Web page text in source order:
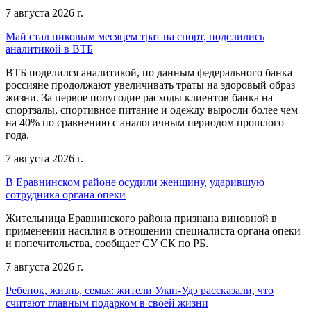
7 августа 2026 г.
Май стал пиковым месяцем трат на спорт, поделились
аналитикой в ВТБ
ВТБ поделился аналитикой, по данным федерального банка
россияне продолжают увеличивать траты на здоровый образ
жизни. За первое полугодие расходы клиентов банка на
спортзалы, спортивное питание и одежду выросли более чем
на 40% по сравнению с аналогичным периодом прошлого
года.
7 августа 2026 г.
В Еравнинском районе осудили женщину, ударившую
сотрудника органа опеки
Жительница Еравнинского района признана виновной в
применении насилия в отношении специалиста органа опеки
и попечительства, сообщает СУ СК по РБ.
7 августа 2026 г.
Ребенок, жизнь, семья: жители Улан-Удэ рассказали, что
считают главным подарком в своей жизни